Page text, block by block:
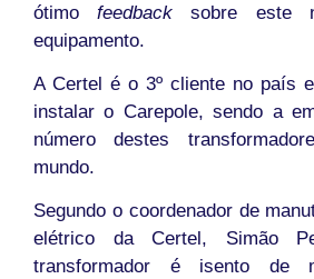
ótimofeedback sobre este
equipamento.
A Certel é o 3º cliente no país
instalar o Carepole, sendo a
número destes
mundo.
Segundo o coordenador de
elétrico da Certel, Simão
transformador é isento de